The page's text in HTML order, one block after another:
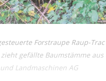
Forstraupe Raup-
gefällte Baumstämme aus
Landmaschinen AG